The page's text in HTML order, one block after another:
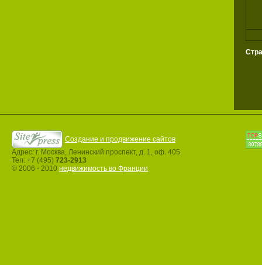
Создание и продвижение сайтов
Адрес: г. Москва, Ленинский проспект, д. 1, оф. 405.
Тел: +7 (495) 723-2913
© 2006 - 2010 недвижимость во Франции